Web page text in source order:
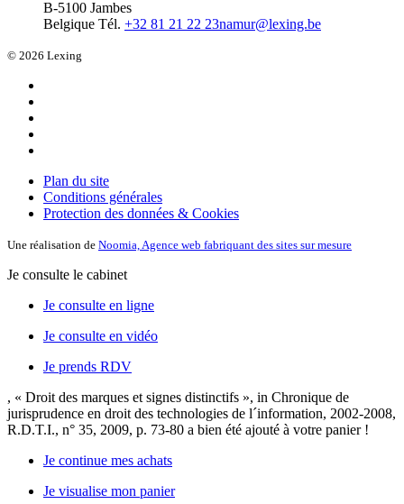
B-5100 Jambes
Belgique Tél. +32 81 21 22 23namur@lexing.be
© 2026 Lexing
Plan du site
Conditions générales
Protection des données & Cookies
Une réalisation de Noomia, Agence web fabriquant des sites sur mesure
Je consulte le cabinet
Je consulte en ligne
Je consulte en vidéo
Je prends RDV
, « Droit des marques et signes distinctifs », in Chronique de
jurisprudence en droit des technologies de l´information, 2002-2008,
R.D.T.I., n° 35, 2009, p. 73-80 a bien été ajouté à votre panier !
Je continue mes achats
Je visualise mon panier